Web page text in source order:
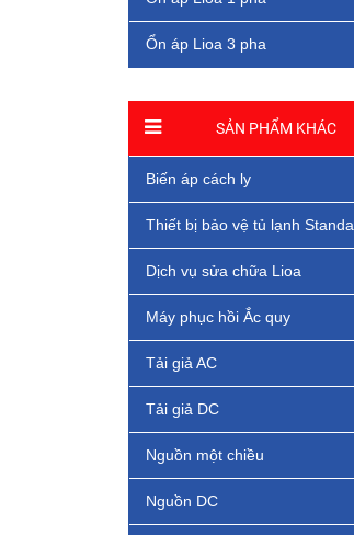
Ổn áp Lioa 3 pha
SẢN PHẨM KHÁC
Biến áp cách ly
Thiết bị bảo vệ tủ lạnh Standa
Dịch vụ sửa chữa Lioa
Máy phục hồi Ắc quy
Tải giả AC
Tải giả DC
Nguồn một chiều
Nguồn DC